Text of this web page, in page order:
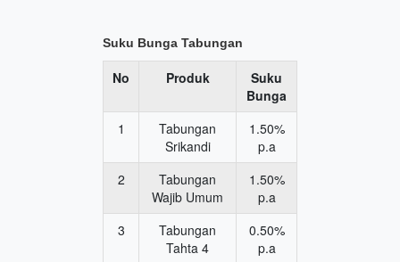
Suku Bunga Tabungan
No Produk
Suku
Bunga
1
Tabungan
Srikandi
1.50%
p.a
2
Tabungan
Wajib Umum
1.50%
p.a
3
Tabungan
Tahta 4
0.50%
p.a